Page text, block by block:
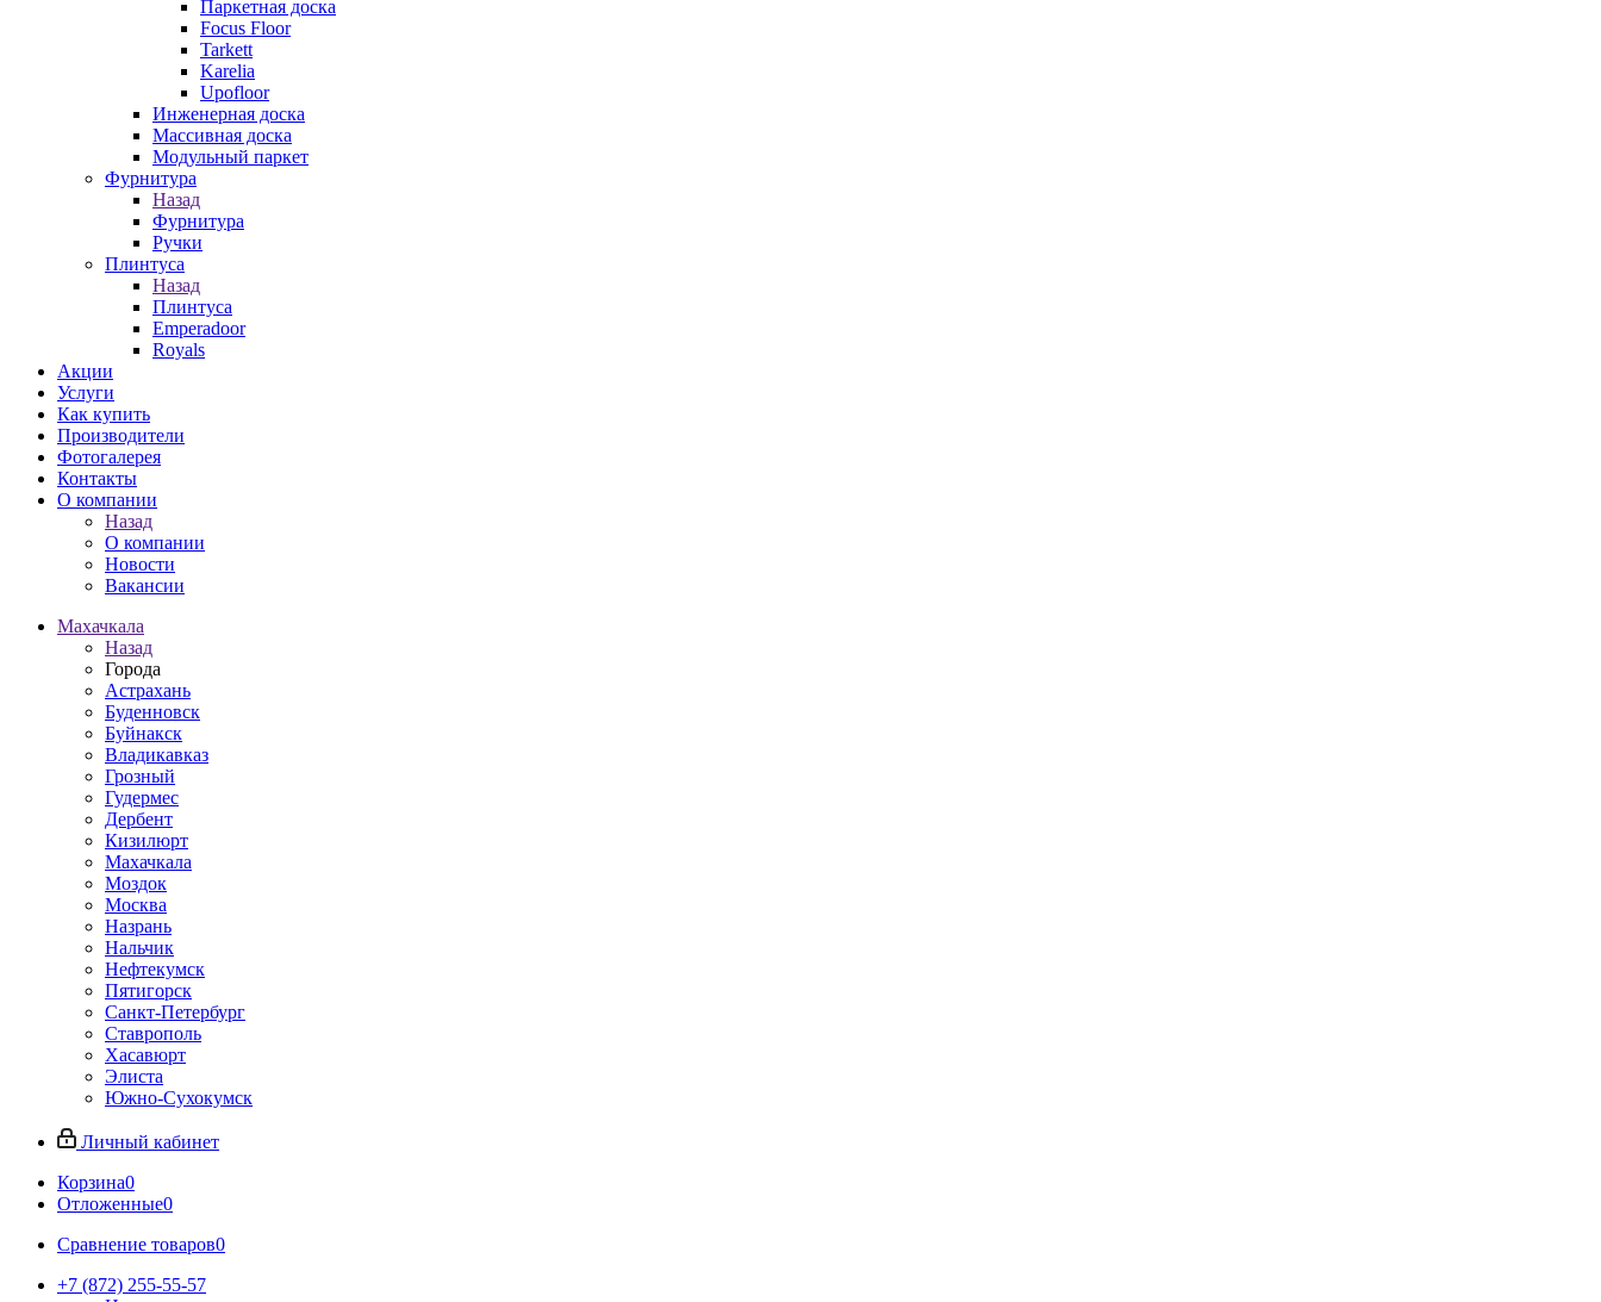
Паркетная доска
Focus Floor
Tarkett
Karelia
Upofloor
Инженерная доска
Массивная доска
Модульный паркет
Фурнитура
Назад
Фурнитура
Ручки
Плинтуса
Назад
Плинтуса
Emperadoor
Royals
Акции
Услуги
Как купить
Производители
Фотогалерея
Контакты
О компании
Назад
О компании
Новости
Вакансии
Махачкала
Назад
Города
Астрахань
Буденновск
Буйнакск
Владикавказ
Грозный
Гудермес
Дербент
Кизилюрт
Махачкала
Моздок
Москва
Назрань
Нальчик
Нефтекумск
Пятигорск
Санкт-Петербург
Ставрополь
Хасавюрт
Элиста
Южно-Сухокумск
Личный кабинет
Корзина0
Отложенные0
Сравнение товаров0
+7 (872) 255-55-57